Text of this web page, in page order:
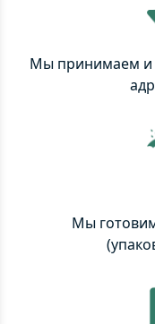
Мы принимаем и
Мы